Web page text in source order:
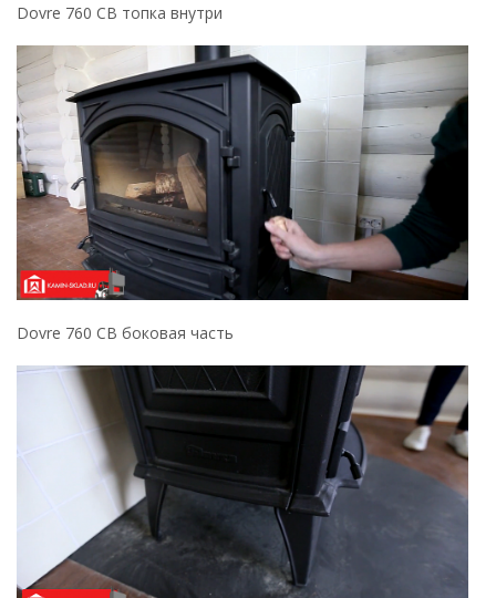
Dovre 760 CB топка внутри
Dovre 760 CB боковая часть